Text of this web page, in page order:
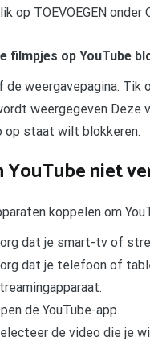
op TOEVOEGEN onder
filmpjes op YouTube
de weergavepagina. Tik
weergegeven Deze
op staat wilt blokkeren.
YouTube niet
koppelen om
dat je smart-tv of
dat je telefoon of
de YouTube-app.
de video die je